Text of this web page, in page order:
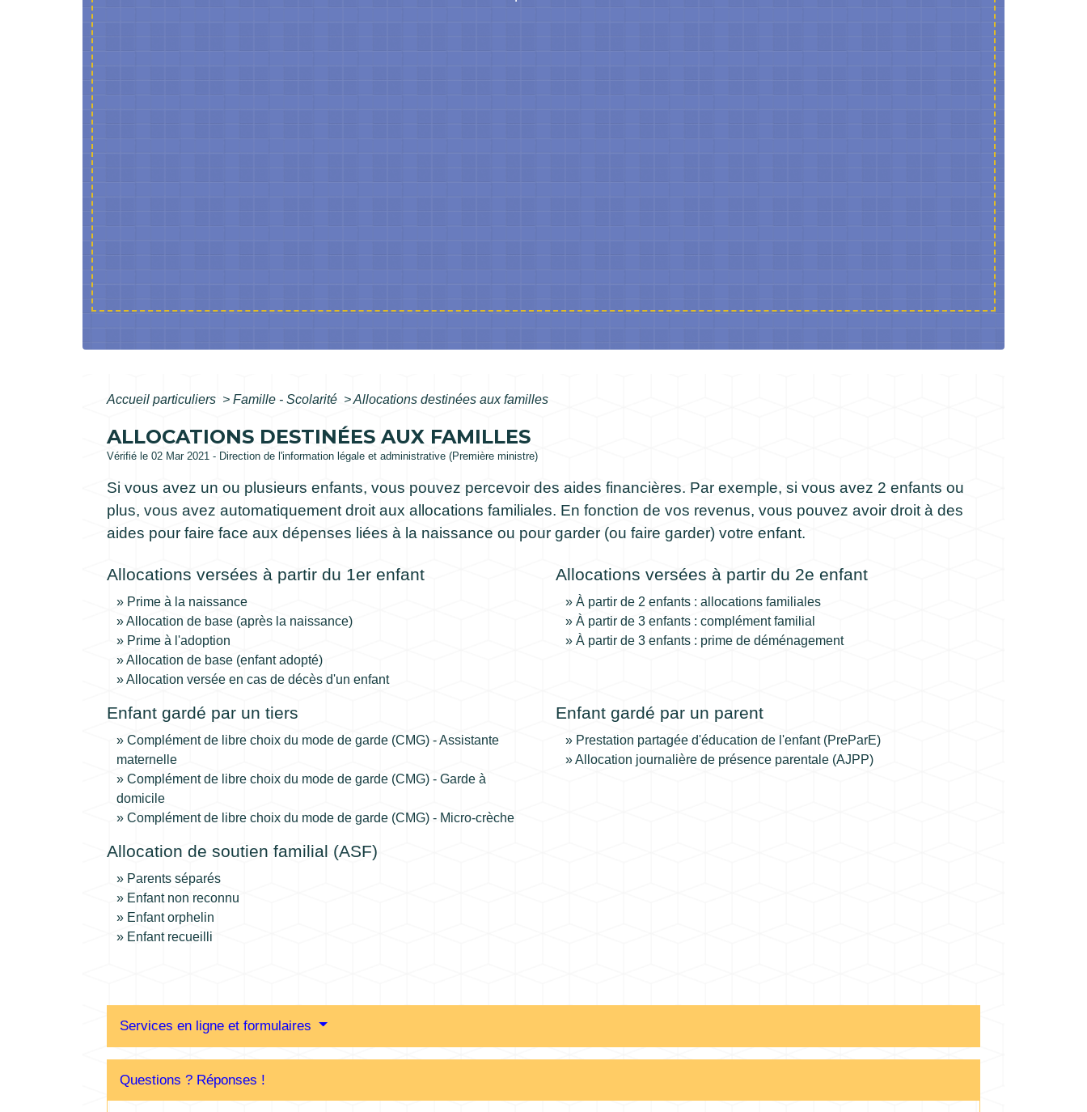
Accueil particuliers > Famille - Scolarité >Allocations destinées aux familles
ALLOCATIONS DESTINÉES AUX FAMILLES
Vérifié le 02 Mar 2021 - Direction de l'information légale et administrative (Première ministre)
Si vous avez un ou plusieurs enfants, vous pouvez percevoir des aides financières. Par exemple, si vous avez 2 enfants ou
plus, vous avez automatiquement droit aux allocations familiales. En fonction de vos revenus, vous pouvez avoir droit à des
aides pour faire face aux dépenses liées à la naissance ou pour garder (ou faire garder) votre enfant.
Allocations versées à partir du 1er enfant
Prime à la naissance
Allocation de base (après la naissance)
Prime à l'adoption
Allocation de base (enfant adopté)
Allocation versée en cas de décès d'un enfant
Allocations versées à partir du 2e enfant
À partir de 2 enfants : allocations familiales
À partir de 3 enfants : complément familial
À partir de 3 enfants : prime de déménagement
Enfant gardé par un tiers
Complément de libre choix du mode de garde (CMG) - Assistante
maternelle
Complément de libre choix du mode de garde (CMG) - Garde à
domicile
Complément de libre choix du mode de garde (CMG) - Micro-crèche
Enfant gardé par un parent
Prestation partagée d'éducation de l'enfant (PreParE)
Allocation journalière de présence parentale (AJPP)
Allocation de soutien familial (ASF)
Parents séparés
Enfant non reconnu
Enfant orphelin
Enfant recueilli
Services en ligne et formulaires
Questions ? Réponses !